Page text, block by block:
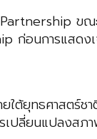
ขณ
ก่อนการแสดง
ใต้ยุทธศาสตร์
ปลี่ยนแปลงสภ